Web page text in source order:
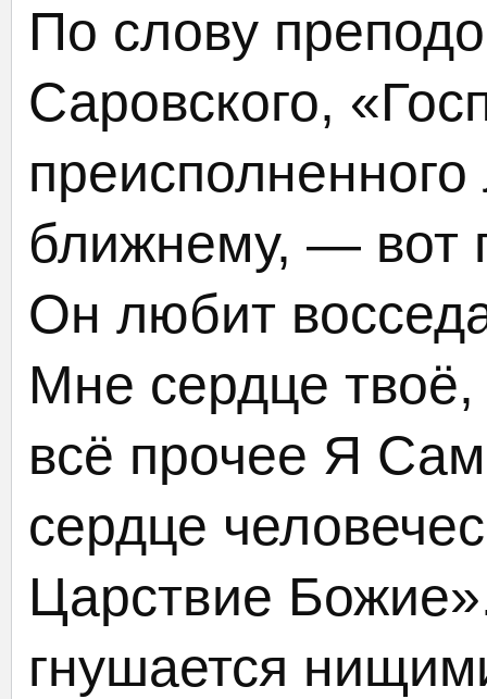
По слову
Саровского,
ближнему, — вот
Он любит
Мне сердце
всё прочее Я
сердце
Царствие
гнушается